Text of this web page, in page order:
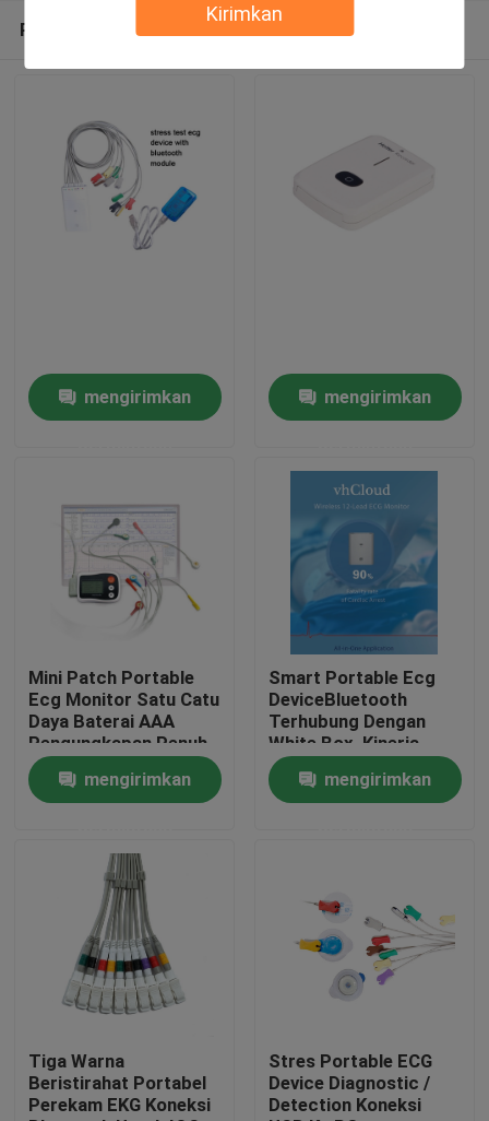
Kirimkan
Produk
Tentang kami
Tur Pabrik
Kontrol kualitas
Permintaan Penawaran
Company News
Mesin EKG Genggam
Rekomendasi Produk
mengirimkan mengirimkan
Mini Patch Portable
Ecg Monitor Satu Catu
Daya Baterai AAA
Pengungkapan Penuh
mengirimkan
Smart Portable Ecg
DeviceBluetooth
Terhubung Dengan
White Box, Kinerja
Tinggi
mengirimkan
Tiga Warna
Beristirahat Portabel
Perekam EKG Koneksi
Stres Portable ECG
Device Diagnostic /
Detection Koneksi